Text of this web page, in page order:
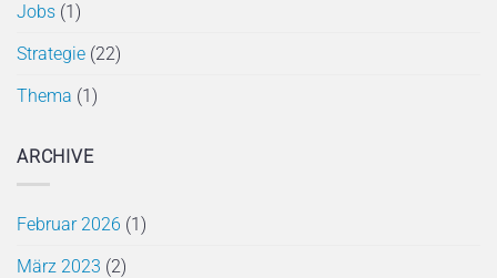
Jobs (1)
Strategie (22)
Thema (1)
ARCHIVE
Februar 2026 (1)
März 2023 (2)